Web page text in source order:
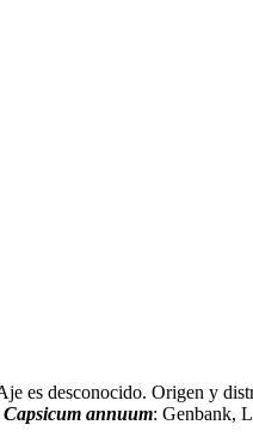
es desconocido. Origen y
Capsicum annuum: Genbank,